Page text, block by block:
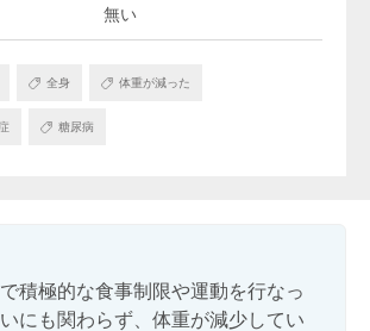
無い
全身 体重が減った
糖尿病
積極的な食事制限や運動を行なっ
にも関わらず、体重が減少してい